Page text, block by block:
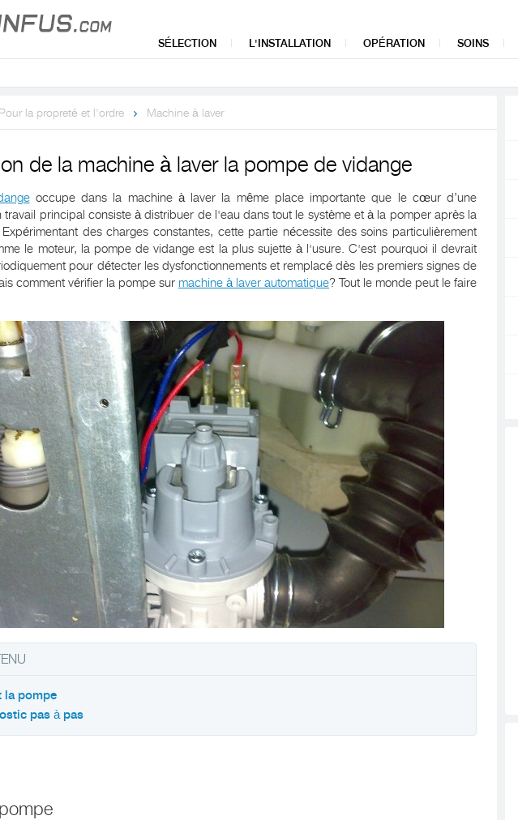
SÉLECTION L'INSTALLATION OPÉRATION SOINS
Pour la propreté et l'ordre Machine à laver
de la machine à laver la pompe de vidange
occupe dans la machine à laver la même place importante que le cœur d’une
travail principal consiste à distribuer de l'eau dans tout le système et à la pomper après la
des charges constantes, cette partie nécessite des soins particulièrement
le moteur, la pompe de vidange est la plus sujette à l'usure. C'est pourquoi il devrait
pour détecter les dysfonctionnements et remplacé dès les premiers signes de
comment vérifier la pompe sur machine à laver automatique? Tout le monde peut le faire
la pompe
pas à pas